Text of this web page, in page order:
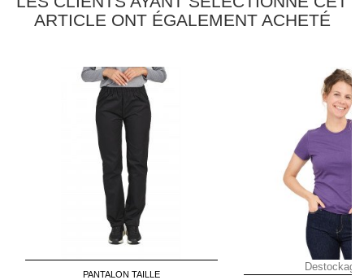
ARTICLE ONT ÉGALEMENT ACHETÉ
PANTALON TAILLE
Destockage